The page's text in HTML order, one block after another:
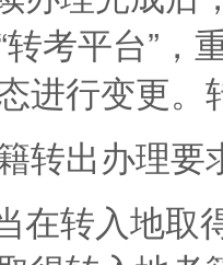
考平台”，
进行变更。
转出办理要
在转入地取